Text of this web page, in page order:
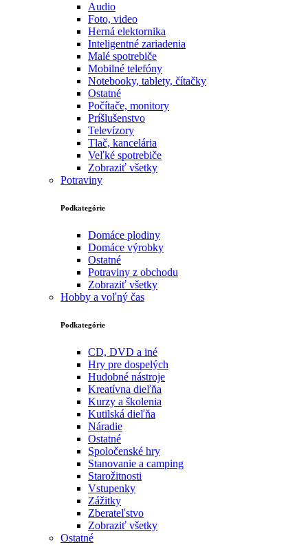
Audio
Foto, video
Herná elektornika
Inteligentné zariadenia
Malé spotrebiče
Mobilné telefóny
Notebooky, tablety, čítačky
Ostatné
Počítače, monitory
Príšlušenstvo
Televízory
Tlač, kancelária
Veľké spotrebiče
Zobraziť všetky
Potraviny
Podkategórie
Domáce plodiny
Domáce výrobky
Ostatné
Potraviny z obchodu
Zobraziť všetky
Hobby a voľný čas
Podkategórie
CD, DVD a iné
Hry pre dospelých
Hudobné nástroje
Kreatívna dieľňa
Kurzy a školenia
Kutilská dieľňa
Náradie
Ostatné
Spoločenské hry
Stanovanie a camping
Starožitnosti
Vstupenky
Zážitky
Zberateľstvo
Zobraziť všetky
Ostatné